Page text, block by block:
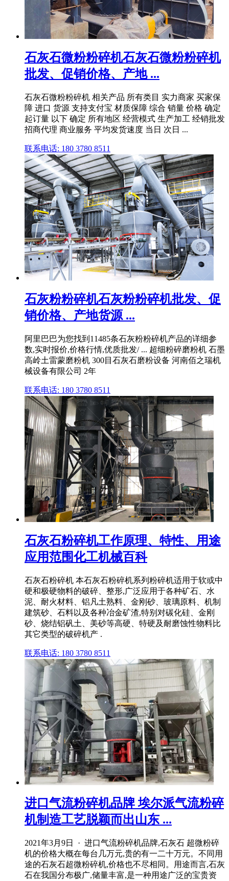
石灰石微粉粉碎机石灰石微粉粉碎机
批发、促销价格、产地 ...
石灰石微粉粉碎机 相关产品 所有类目 实力商家 买家保
障 进口 货源 支持支付宝 材质保障 综合 销量 价格 确定
起订量 以下 确定 所有地区 经营模式 生产加工 经销批发
招商代理 商业服务 平均发货速度 当日 次日 ...
联系电话: 180 3780 8511
石灰粉粉碎机石灰粉粉碎机批发、促
销价格、产地货源 ...
阿里巴巴为您找到11485条石灰粉粉碎机产品的详细参
数,实时报价,价格行情,优质批发/ ... 超细粉碎磨粉机 石墨
高岭土雷蒙磨粉机 300目石灰石磨粉设备 河南佰之瑞机
械设备有限公司 2年
联系电话: 180 3780 8511
石灰石粉碎机工作原理、特性、用途
应用范围化工机械百科
石灰石粉碎机 本石灰石粉碎机系列粉碎机适用于软或中
硬和极硬物料的破碎、整形,广泛应用于各种矿石、水
泥、耐火材料、铝凡土熟料、金刚砂、玻璃原料、机制
建筑砂、石料以及各种冶金矿渣,特别对碳化硅、金刚
砂、烧结铝矾土、美砂等高硬、特硬及耐磨蚀性物料比
其它类型的破碎机产 .
联系电话: 180 3780 8511
进口气流粉碎机品牌 埃尔派气流粉碎
机制造工艺脱颖而出山东 ...
2021年3月9日 · 进口气流粉碎机品牌,石灰石 超微粉碎
机的价格大概在每台几万元,贵的有一二十万元。不同用
途的石灰石超微粉碎机,价格也不尽相同。用途而言,石灰
石在我国分布极广,储量丰富,是一种用途广泛的宝贵资